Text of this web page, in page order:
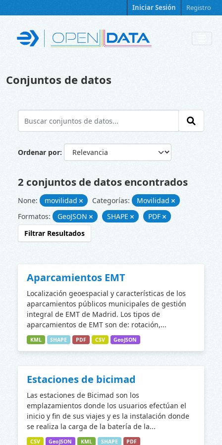
Iniciar Sesión Registro
Conjuntos de datos
Ordenar por
2 conjuntos de datos encontrados
None: movilidad Categorías:
Movilidad
Formatos:
GeoJSON SHAPE
PDF
Filtrar Resultados
Aparcamientos EMT
Localización geoespacial y características de los
aparcamientos públicos municipales de gestión
integral de EMT de Madrid. Los tipos de
aparcamientos de EMT son de: rotación,...
KML SHAPE PDF CSV GeoJSON
Estaciones de bicimad
Las estaciones de Bicimad son los
emplazamientos donde los usuarios efectúan el
inicio y fin de sus viajes y es la instalación donde
se realiza la carga de la batería de la...
CSV GeoJSON KML SHAPE PDF